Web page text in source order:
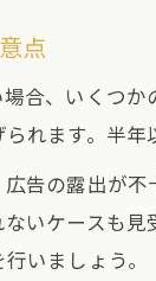
点
合、いくつか
れます。半
告の露出が
いケースも
いましょう。